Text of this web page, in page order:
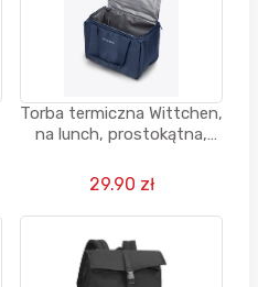
Torba termiczna Wittchen,
na lunch, prostokątna,
29.90 zł